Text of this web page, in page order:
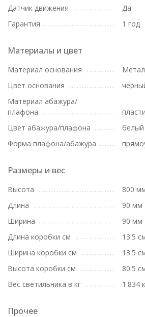
Датчик движения
Да
Гарантия
1 год
Материалы и цвет
Материал основания
Цвет основания
Материал абажура/
плафона
Цвет абажура/плафона
белый
Форма плафона/абажура
Размеры и вес
Высота
800
Длина
90 мм
Ширина
90 мм
Длина коробки см
13.5
Ширина коробки см
13.5
Высота коробки см
80.5
Вес светильника в кг
1.834
Прочее